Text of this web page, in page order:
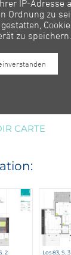
CARTE
2 Los 83, S. 3